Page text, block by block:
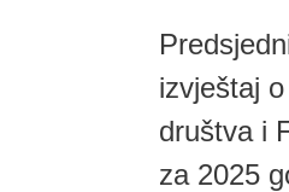
izvještaj
društva i
za 2025